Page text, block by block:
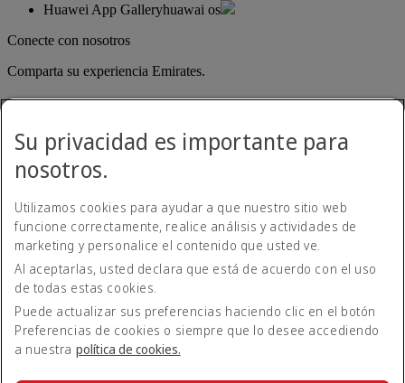
Huawei App Galleryhuawai os
Conecte con nosotros
Comparta su experiencia Emirates.
Emirates, domicilio legal: Rodríguez Peña 694, Piso 10, Ciudad
Autónoma de Buenos Aires
Declaración de accesibilidad
Contacte con nosotros
Política de privacidad
Condiciones generales
Política de cookies
Ciberseguridad
Su privacidad es importante para
nosotros.
Utilizamos cookies para ayudar a que nuestro sitio web
funcione correctamente, realice análisis y actividades de
marketing y personalice el contenido que usted ve.
Al aceptarlas, usted declara que está de acuerdo con el uso
de todas estas cookies.
Puede actualizar sus preferencias haciendo clic en el botón
Preferencias de cookies o siempre que lo desee accediendo
a nuestra política de cookies.